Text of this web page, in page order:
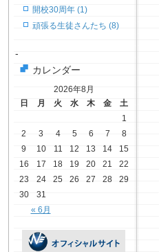
開校30周年 (1)
頑張る生徒さんたち (8)
-
カレンダー
2026年8月
日
月 火 水 木 金 土
« 6月
1
2
3 4 5 6 7
8
9
10 11 12 13 14
15
16
17 18 19 20 21
22
23
24 25 26 27 28
29
30
31